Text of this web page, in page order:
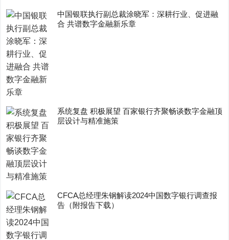
中国银联执行副总裁涂晓军：深耕行业、促进融
合 共谱数字金融新乐章
系统复盘 积极展望 百家银行齐聚畅谈数字金融顶
层设计与精准施策
CFCA总经理朱钢解读2024中国数字银行调查报
告（附报告下载）